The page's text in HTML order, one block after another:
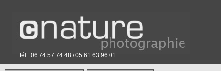
tél : 06 74 57 74 48 / 05 61 63 96 01